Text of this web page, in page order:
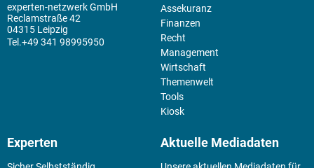
experten-netzwerk GmbH
Reclamstraße 42
04315 Leipzig
+49 341 98995950
Assekuranz
Finanzen
Recht
Management
Wirtschaft
Themenwelt
Tools
Kiosk
Experten Aktuelle Mediadaten